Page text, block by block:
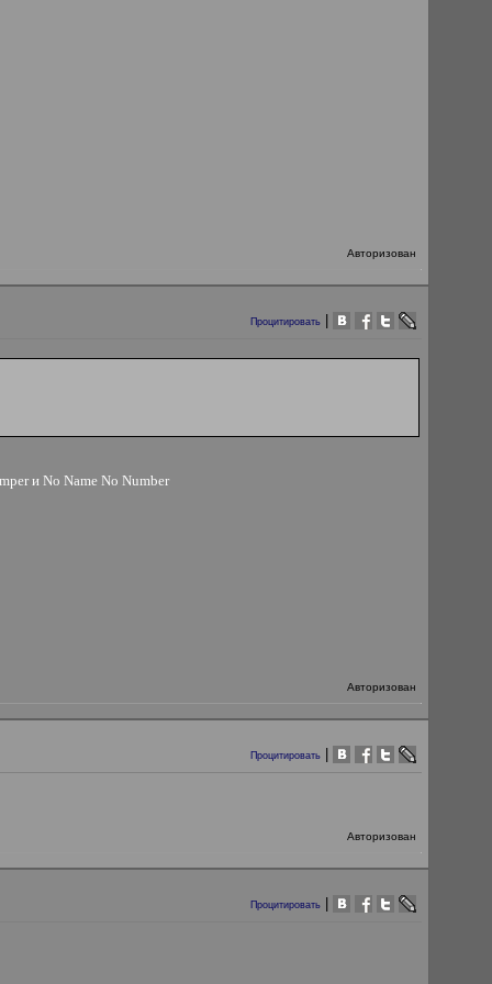
Авторизован
Процитировать
и No Name No Number
Авторизован
Процитировать
Авторизован
Процитировать